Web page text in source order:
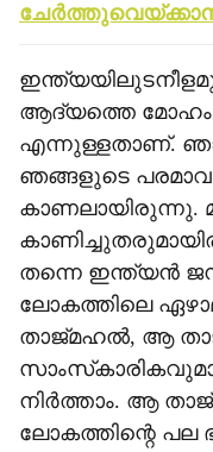
ആദ്യത്തെ
എന്നുള്ളതാണ്.
ഞങ്ങളുടെ
കാണലായിരുന്നു.
തന്നെ ഇന്ത്യന്‍
ലോകത്തിലെ
താജ്മഹല്‍, ആ
നിര്‍ത്താം. ആ
ലോകത്തിന്റെ പല